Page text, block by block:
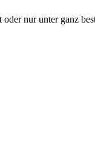
nur unter ganz